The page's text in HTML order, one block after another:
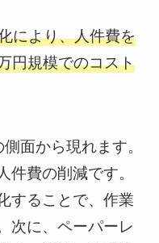
により、人件費を
円規模でのコスト
面から現れます。
件費の削減です。
することで、作業
次に、ペーパーレ